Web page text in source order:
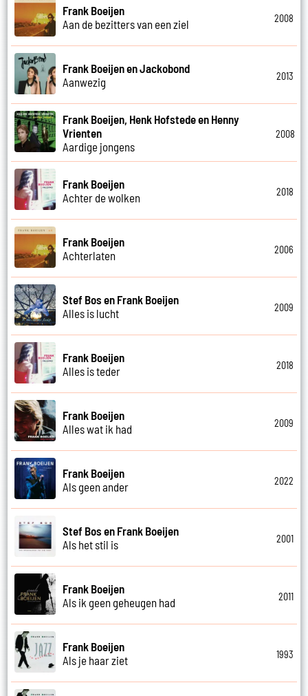
Frank Boeijen
Aan de bezitters van een ziel
2008
Frank Boeijen en Jackobond
Aanwezig
2013
Frank Boeijen, Henk Hofstede en Henny
Vrienten
Aardige jongens
2008
Frank Boeijen
Achter de wolken
2018
Frank Boeijen
Achterlaten
2006
Stef Bos en Frank Boeijen
Alles is lucht
2009
Frank Boeijen
Alles is teder
2018
Frank Boeijen
Alles wat ik had
2009
Frank Boeijen
Als geen ander
2022
Stef Bos en Frank Boeijen
Als het stil is
2001
Frank Boeijen
Als ik geen geheugen had
2011
Frank Boeijen
Als je haar ziet
1993